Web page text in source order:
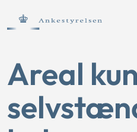
Areal